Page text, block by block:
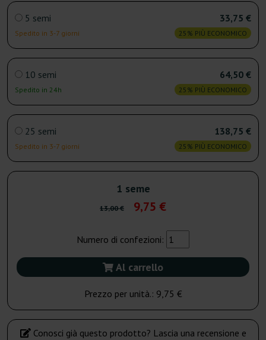
5 semi
Spedito in 3-7 giorni
33,75 €
25% PIÙ ECONOMICO
10 semi
Spedito in 24h
64,50 €
25% PIÙ ECONOMICO
25 semi
Spedito in 3-7 giorni
138,75 €
25% PIÙ ECONOMICO
1 seme
13,00 € 9,75 €
Numero di confezioni:
Al carrello
Prezzo per unità.: 9,75 €
Conosci già questo prodotto? Lascia una recensione e